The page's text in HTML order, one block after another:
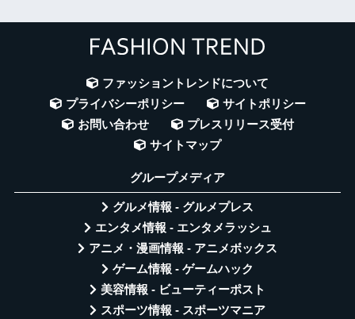
ファッショントレンドについて
プライバシーポリシー
サイトポリシー
お問い合わせ
プレスリリース受付
サイトマップ
グループメディア
グルメ情報 - グルメプレス
エンタメ情報 - エンタメラッシュ
アニメ・漫画情報 - アニメボックス
ゲーム情報 - ゲームハック
美容情報 - ビューティーポスト
スポーツ情報 - スポーツマニア